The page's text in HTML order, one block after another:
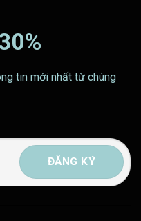
tin mới nhất từ chúng